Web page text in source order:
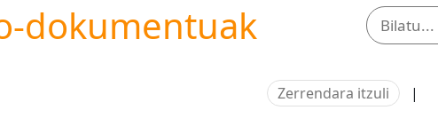
dokumentuak
Zerrendara itzuli |